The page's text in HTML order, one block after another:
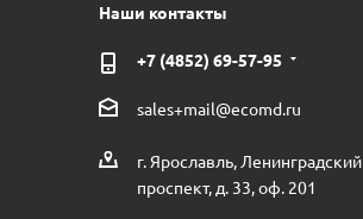
Наши контакты
+7 (4852) 69-57-95
sales+mail@ecomd.ru
г. Ярославль, Ленинградский
проспект, д. 33, оф. 201